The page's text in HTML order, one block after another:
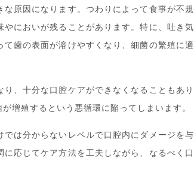
原因になります。つわりによって食事が不規
においが残ることがあります。特に、吐き気
歯の表面が溶けやすくなり、細菌の繁殖に適
、十分な口腔ケアができなくなることもあり
増殖するという悪循環に陥ってしまいます。
は分からないレベルで口腔内にダメージを与
応じてケア方法を工夫しながら、なるべく口